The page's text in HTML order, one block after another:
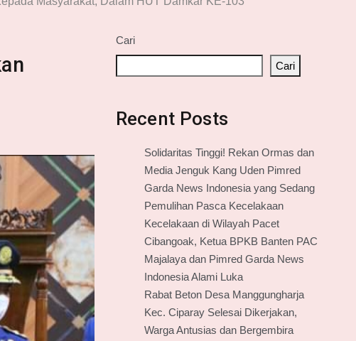
Cari
Cari
Recent Posts
Solidaritas Tinggi! Rekan Ormas dan
Media Jenguk Kang Uden Pimred
Garda News Indonesia yang Sedang
Pemulihan Pasca Kecelakaan
Kecelakaan di Wilayah Pacet
Cibangoak, Ketua BPKB Banten PAC
Majalaya dan Pimred Garda News
Indonesia Alami Luka
Rabat Beton Desa Manggungharja
Kec. Ciparay Selesai Dikerjakan,
Warga Antusias dan Bergembira